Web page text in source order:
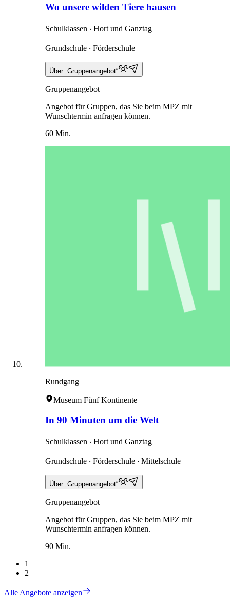
Wo unsere wilden Tiere hausen
Schulklassen ‧ Hort und Ganztag
Grundschule ‧ Förderschule
Über „Gruppenangebot“
Gruppenangebot
Angebot für Gruppen, das Sie beim MPZ mit
Wunschtermin anfragen können.
60 Min.
Rundgang
Museum Fünf Kontinente
In 90 Minuten um die Welt
Schulklassen ‧ Hort und Ganztag
Grundschule ‧ Förderschule ‧ Mittelschule
Über „Gruppenangebot“
Gruppenangebot
Angebot für Gruppen, das Sie beim MPZ mit
Wunschtermin anfragen können.
90 Min.
1
2
Alle Angebote anzeigen